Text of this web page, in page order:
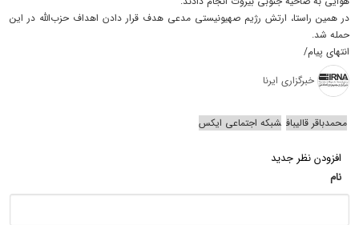
در همین راستا، ارتش رژیم صهیونیستی مدعی هدف قرار دادن اهداف حزب‌الله در این
حمله شد.
انتهای پیام/
خبرگزاری ایرنا
محمدباقر قالیباف شبکه اجتماعی ایکس
افزودن نظر جدید
نام